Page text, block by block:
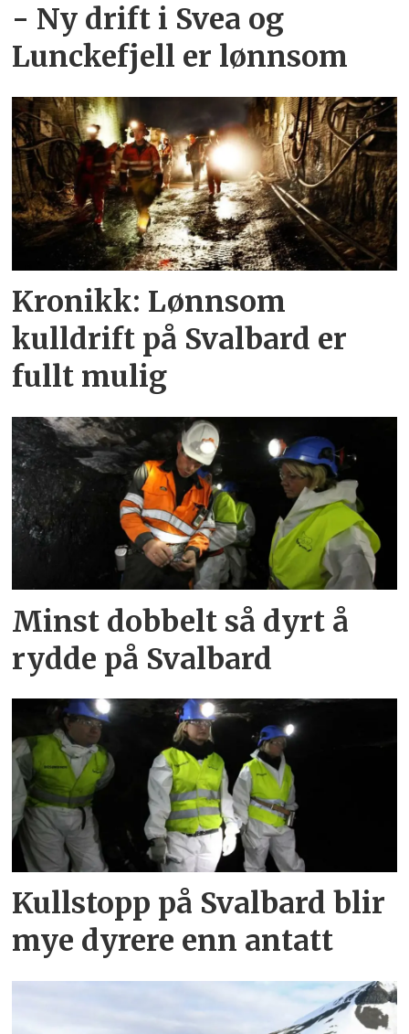
- Ny drift i Svea og
Lunckefjell er lønnsom
Kronikk: Lønnsom
kulldrift på Svalbard er
fullt mulig
Minst dobbelt så dyrt å
rydde på Svalbard
Kullstopp på Svalbard blir
mye dyrere enn antatt